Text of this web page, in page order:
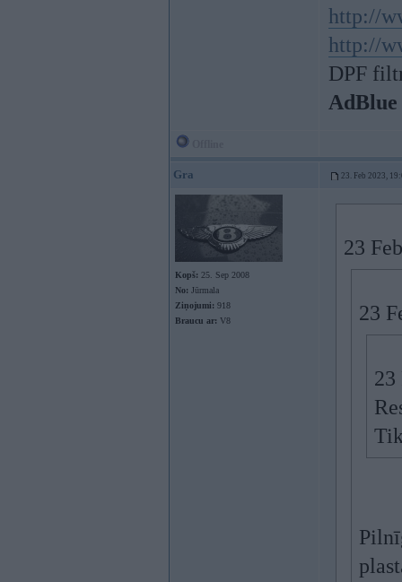
http://
http://
DPF
Gra 23. Feb 2023,
Kopš: 25. Sep 2008
No: Jūrmala
Ziņojumi: 918
Braucu ar: V8
23
23
23